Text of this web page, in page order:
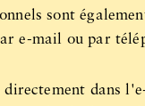
sont
e-mail ou par
directement dans